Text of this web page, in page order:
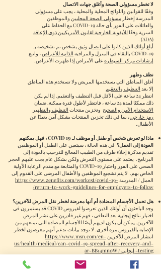
لا تخطر مسؤولي الصحة وأغلق جهات الاتصال
وفقًا للقوانين واللوائح المحلية والمحلية ، يجب على مسؤولي
المدرسة إخطار مسؤولي الصحة المحليين والموظفين
والعائلات على الفور بأي حالة COVID-19 مع الحفاظ على
السرية وفقًا للأيقونة الخارجية لقانون الأمريكيين ذوي الإعاقة
(ADA)
.
أبلغ أولئك الذين كانوا على اتصال وثيق بشخص تم تشخيصه بـ
COVID-19 بالبقاء في المنزل والمراقبة
الذاتية للأعراض، واتبع
إرشادات مركز السيطرة على الأمراض إذا ظهرت الأعراض.
نظف وطهر
أغلق المناطق التي يستخدمها المريض ولا تستخدم هذه المناطق
إلا بعد التنظيف والتعقيم
انتظر 24 ساعة على الأقل قبل التنظيف والتعقيم. إذا لم يكن
ذلك ممكنًا لمدة 24 ساعة ، فانتظر لأطول فترة ممكنة. ضمان
الاستخدام الآمن والصحيح وتخزين منتجات التنظيف والتطهير
رمز خارجي، بما في ذلك تخزين المنتجات بشكل آمن بعيدًا عن
الأطفال.
ماذا لو تعرض شخص أو طفل أو موظف لـ COVID 19 ، فهل يمكنهم
العودة إلى العمل؟ في هذه الحالة ، سيتعين على الطفل أو الموظفين
تقديم مذكرة إخلاء طرف من الطبيب المعالج للترحيب بالعودة إلى
البرنامج. يعتمد على مستوى التعرض ولكن بشكل عام يجب عليهم الحجر
الصحي على الفور واختبار COVID-19 والمتابعة مع مقدم الرعاية الأولية
الخاص بهم. لا يتم تشجيع الموظفين والأطفال المرضى على القدوم إلى
العمل / المدرسةhttps://www.zenefits.com/workest/covid-19-
return-to-work-guidelines-for-employers-to-follow/
هل تحمل الأجسام المضادة أم أنها معرضة لخطر نقل المرض للآخرين؟
وجد الباحثون أن أولئك الذين تعرضوا لفيروس COVID قد يستمرون في
اختبار نتائج إيجابية بعد التعافي ، فهم غير قادرين على نشر المرض
للآخرين. يمكن أن يكون لديهم أيضًا الأجسام المضادة التي تمنعهم من
الإصابة بالفيروس مرة أخرى. لا توجد بيانات تدعم أنهم معرضون لخطر
انتشار المرض للآخرينhttps://www.msn.com/en-
us/health/medical/can-covid-19-spread-after-recovery-and-
testing- إيجابي / ar-BB14mn0W
عزل المرضى ونقلهم